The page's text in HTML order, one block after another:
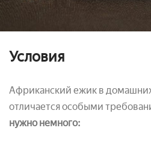
Условия
Африканский ежик в
отличается особыми
нужно немного: